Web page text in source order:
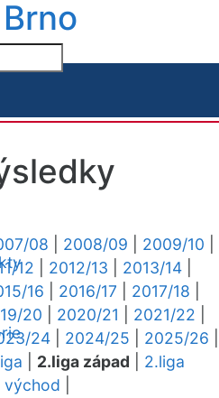
08 2008/09 2009/10
12 2012/13 2013/14
16 2016/17 2017/18
20 2020/21 2021/22
24 2024/25 2025/26
2.liga západ
2.liga
východ